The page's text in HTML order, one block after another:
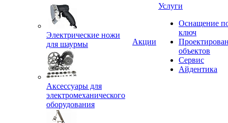
Электрические ножи
для шаурмы
Аксессуары для
электромеханического
оборудования
Акции
Услуги
Оснащение
ключ
объектов
Сервис
Айдентика